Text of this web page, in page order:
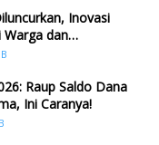
Inovasi
dan
Raup Saldo Dana
Ini Caranya!